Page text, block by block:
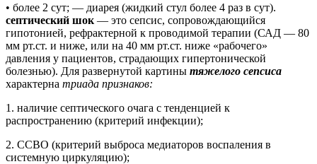
• более 2 сут; — диарея (жидкий стул более 4 раз в сут).
септический шок — это сепсис, сопровождающийся
гипотонией, рефрактерной к проводимой терапии (САД — 80
мм рт.ст. и ниже, или на 40 мм рт.ст. ниже «рабочего»
давления у пациентов, страдающих гипертонической
болезнью). Для развернутой картины тяжелого сепсиса
характерна триада признаков:
1. наличие септического очага с тенденцией к
распространению (критерий инфекции);
2. ССВО (критерий выброса медиаторов воспаления в
системную циркуляцию);